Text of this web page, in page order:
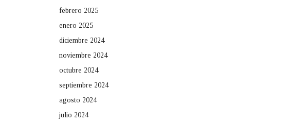
febrero 2025
enero 2025
diciembre 2024
noviembre 2024
octubre 2024
septiembre 2024
agosto 2024
julio 2024